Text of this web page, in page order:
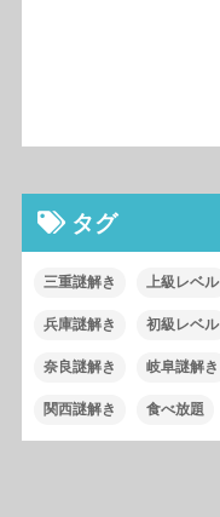
タグ
三重謎解き 上級レベル
兵庫謎解き 初級レベル
奈良謎解き 岐阜謎解き
関西謎解き 食べ放題